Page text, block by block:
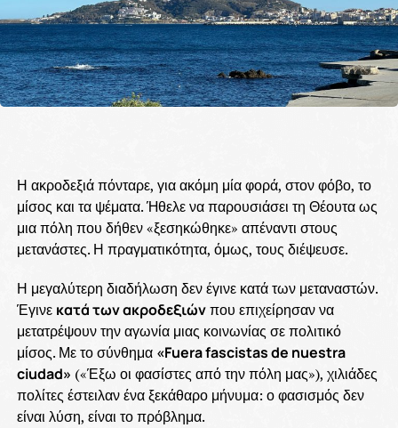
Η ακροδεξιά πόνταρε, για ακόμη μία φορά, στον φόβο, το
μίσος και τα ψέματα. Ήθελε να παρουσιάσει τη Θέουτα ως
μια πόλη που δήθεν «ξεσηκώθηκε» απέναντι στους
μετανάστες. Η πραγματικότητα, όμως, τους διέψευσε.
Η μεγαλύτερη διαδήλωση δεν έγινε κατά των μεταναστών.
Έγινε κατά των ακροδεξιώνπου επιχείρησαν να
μετατρέψουν την αγωνία μιας κοινωνίας σε πολιτικό
μίσος. Με το σύνθημα «Fuera fascistas de nuestra
ciudad» («Έξω οι φασίστες από την πόλη μας»), χιλιάδες
πολίτες έστειλαν ένα ξεκάθαρο μήνυμα: ο φασισμός δεν
είναι λύση, είναι το πρόβλημα.